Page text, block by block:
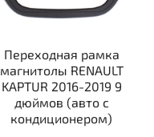
Переходная рамка
магнитолы RENAULT
KAPTUR 2016-2019 9
дюймов (авто с
кондиционером)